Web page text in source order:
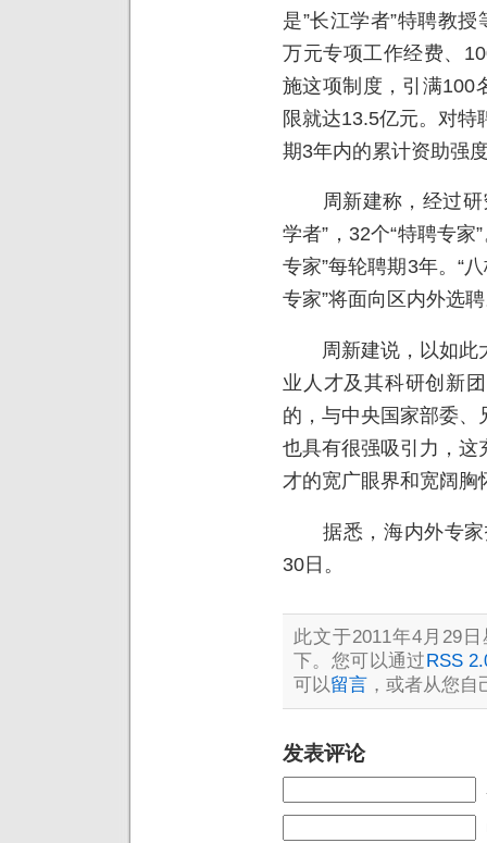
是”长江学者”特聘教
万元专项工作经费、
施这项制度，引满100
限就达13.5亿元。对特
期3年内的累计资助强
周新建称，经过研
学者”，32个“特聘专家
专家”每轮聘期3年。“
专家”将面向区内外选
周新建说，以如此
业人才及其科研创新
的，与中央国家部委
也具有很强吸引力，这
才的宽广眼界和宽阔胸
据悉，海内外专家
30日。
此文于2011年4月29
下。您可以通过RSS
可以留言 ，或者从您自
发表评论